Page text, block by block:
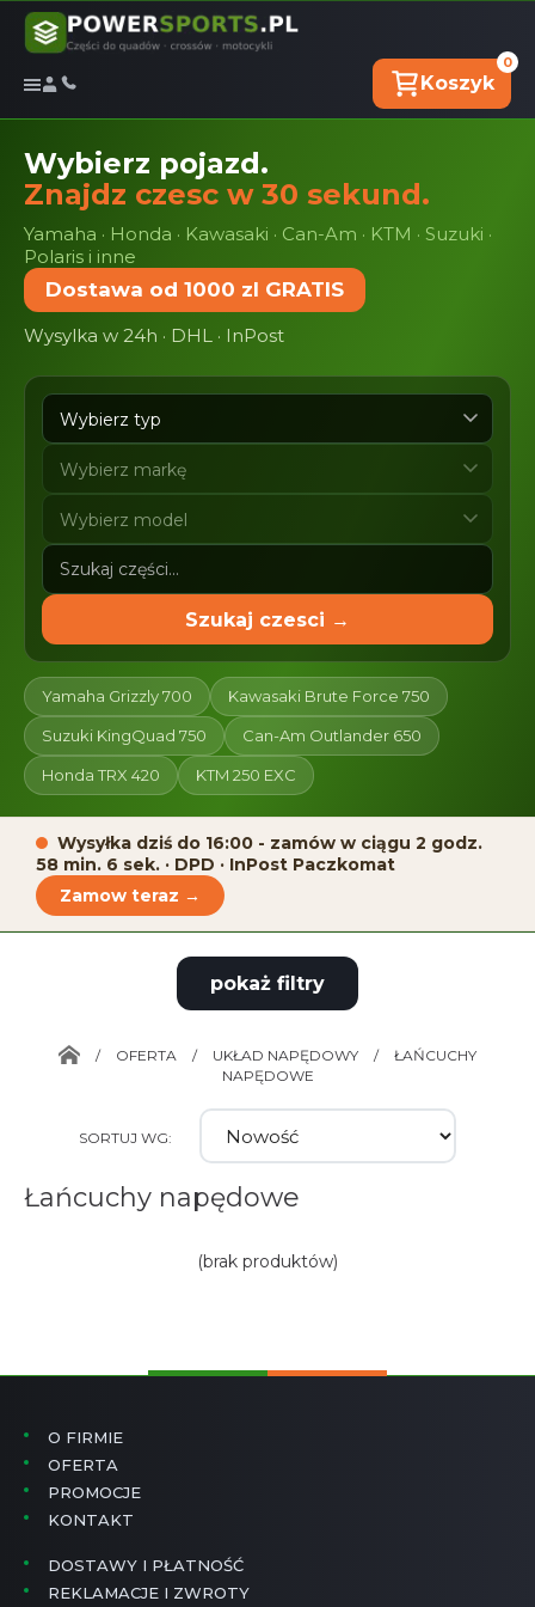
0
Koszyk
Wybierz pojazd.
Znajdz czesc w 30 sekund.
Yamaha · Honda · Kawasaki · Can-Am · KTM · Suzuki ·
Polaris i inne
Dostawa od 1000 zl GRATIS
Wysylka w 24h · DHL · InPost
Szukaj czesci →
Yamaha Grizzly 700 Kawasaki Brute Force 750
Suzuki KingQuad 750 Can-Am Outlander 650
Honda TRX 420 KTM 250 EXC
Wysyłka dziś do 16:00 - zamów w ciągu 2 godz.
58 min. 6 sek. · DPD · InPost Paczkomat
Zamow teraz →
pokaż filtry
/ OFERTA / UKŁAD NAPĘDOWY /
ŁAŃCUCHY
NAPĘDOWE
SORTUJ WG:
Łańcuchy napędowe
(brak produktów)
O FIRMIE
OFERTA
PROMOCJE
KONTAKT
DOSTAWY I PŁATNOŚĆ
REKLAMACJE I ZWROTY